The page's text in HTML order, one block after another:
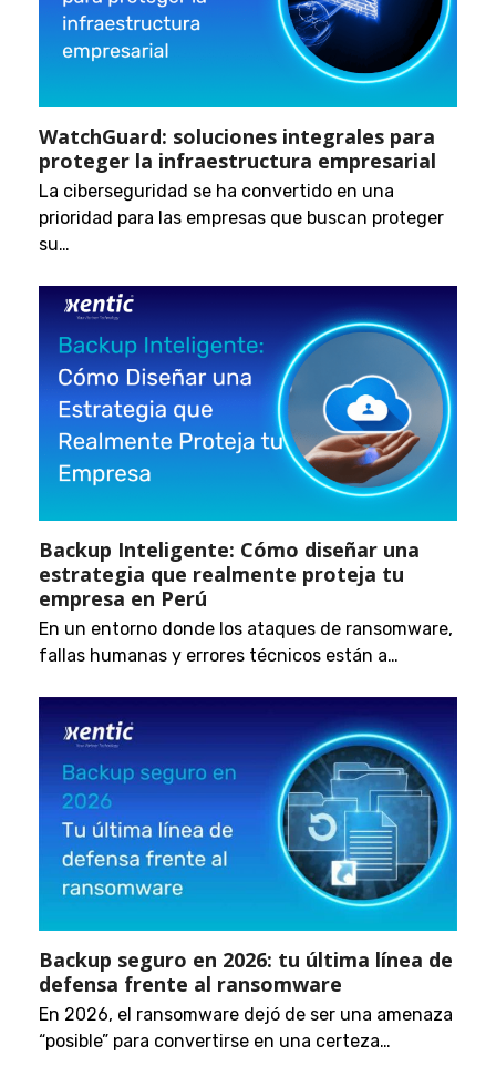
WatchGuard: soluciones integrales para
proteger la infraestructura empresarial
La ciberseguridad se ha convertido en una
prioridad para las empresas que buscan proteger
su…
Backup Inteligente: Cómo diseñar una
estrategia que realmente proteja tu
empresa en Perú
En un entorno donde los ataques de ransomware,
fallas humanas y errores técnicos están a…
Backup seguro en 2026: tu última línea de
defensa frente al ransomware
En 2026, el ransomware dejó de ser una amenaza
“posible” para convertirse en una certeza…